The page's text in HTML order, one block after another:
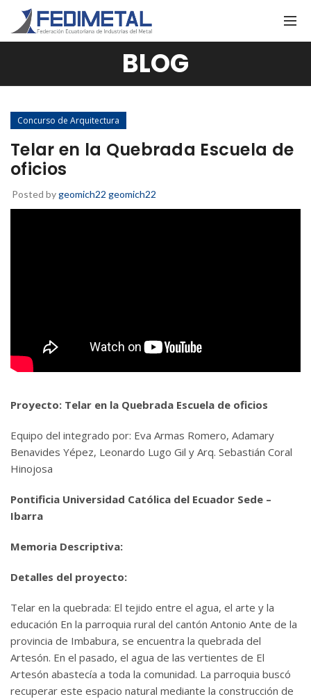
BLOG
Concurso de Arquitectura
Telar en la Quebrada Escuela de
oficios
Posted bygeomich22 geomich22
Proyecto: Telar en la Quebrada Escuela de oficios
Equipo del integrado por: Eva Armas Romero, Adamary
Benavides Yépez, Leonardo Lugo Gil y Arq. Sebastián Coral
Hinojosa
Pontificia Universidad Católica del Ecuador Sede –
Ibarra
Memoria Descriptiva:
Detalles del proyecto:
Telar en la quebrada: El tejido entre el agua, el arte y la
educación En la parroquia rural del cantón Antonio Ante de la
provincia de Imbabura, se encuentra la quebrada del
Artesón. En el pasado, el agua de las vertientes de El
Artesón abastecía a toda la comunidad. La parroquia buscó
recuperar este espacio natural mediante la construcción de